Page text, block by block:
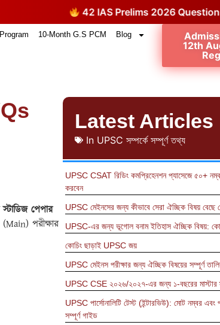
42 IAS Prelims 2026 Questions
10-Month G.S PCM Blog
12th
পেপার
পরীক্ষার
Latest Articles
In UPSC সম্পর্কে সম্পূর্ণ তথ্য
UPSC CSAT রিডিং কমপ্রিহেনশন প্যাসেজে ৫০+
করবেন
UPSC মেইনসের জন্য কীভাবে সেরা ঐচ্ছিক বিষয় বেছে
UPSC-এর জন্য ভূগোল বনাম ইতিহাস ঐচ্ছিক বিষয়:
কোচিং ছাড়াই UPSC জয়
UPSC মেইনস পরীক্ষার জন্য ঐচ্ছিক বিষয়ের সম্পূর্ণ
UPSC CSE ২০২৬/২০২৭-এর জন্য ১-বছরের মাস্টার
UPSC পার্সোনালিটি টেস্ট (ইন্টারভিউ): মোট নম্বর
সম্পূর্ণ গাইড